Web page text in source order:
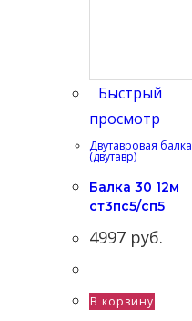
Быстрый
просмотр
Двутавровая балка
(двутавр)
Балка 30 12м
ст3пс5/сп5
4997 руб.
В корзину